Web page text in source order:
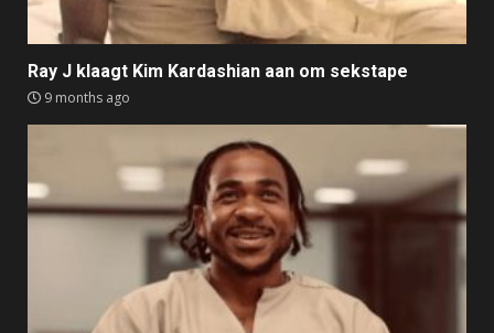
Ray J klaagt Kim Kardashian aan om sekstape
9 months ago